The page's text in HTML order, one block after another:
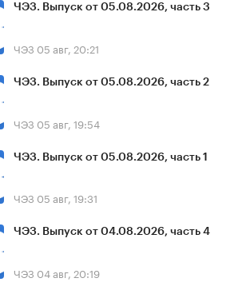
ЧЭЗ. Выпуск от 05.08.2026, часть 3
ЧЭЗ 05 авг, 20:21
ЧЭЗ. Выпуск от 05.08.2026, часть 2
ЧЭЗ 05 авг, 19:54
ЧЭЗ. Выпуск от 05.08.2026, часть 1
ЧЭЗ 05 авг, 19:31
ЧЭЗ. Выпуск от 04.08.2026, часть 4
ЧЭЗ 04 авг, 20:19